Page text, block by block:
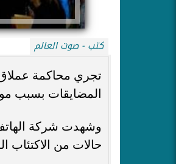
كتب - صوت العالم
تجري محاكمة عملاق
المضايقات بسبب
حالات من الاكتئاب